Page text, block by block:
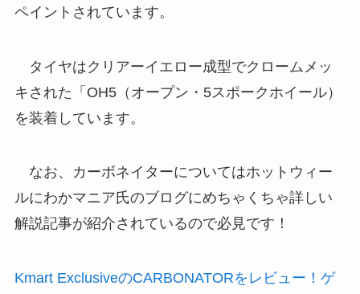
ペイントされています。
タイヤはクリアーイエロー成型でクロームメッ
キされた「OH5（オープン・5スポークホイール）
を装着しています。
なお、カーボネイターについてはホットウィー
ルにわかマニア氏のブログにめちゃくちゃ詳しい
解説記事が紹介されているので必見です！
Kmart ExclusiveのCARBONATORをレビュー！ゲ